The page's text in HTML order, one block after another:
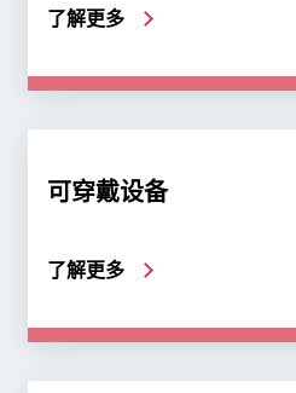
了解更多
可穿戴设备
了解更多